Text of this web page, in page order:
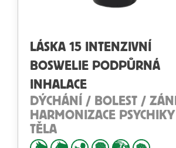
LÁSKA 15 INTENZIVNÍ
BOSWELIE PODPŮRNÁ
INHALACE
DÝCHÁNÍ / BOLEST /
HARMONIZACE PSYCHIKY I
TĚLA